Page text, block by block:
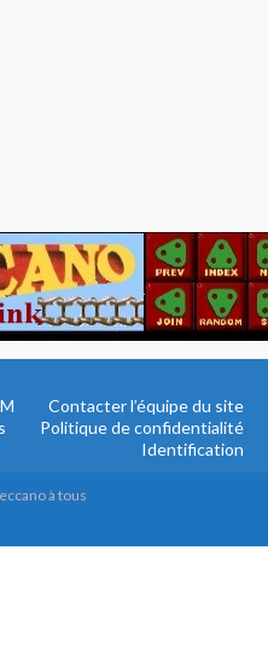
Contacter l’équipe du site
Politique de confidentialité
Identification
à tous